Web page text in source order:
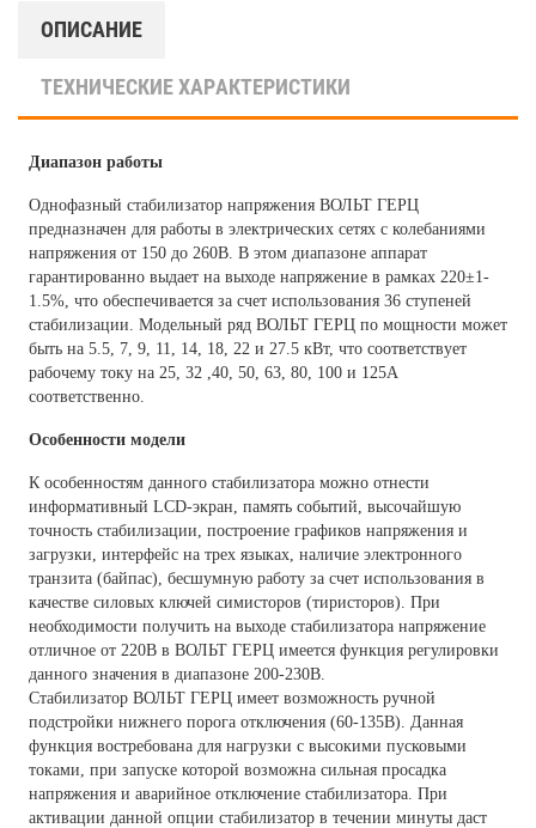
ОПИСАНИЕ
ТЕХНИЧЕСКИЕ ХАРАКТЕРИСТИКИ
Диапазон работы
Однофазный стабилизатор напряжения ВОЛЬТ ГЕРЦ
предназначен для работы в электрических сетях с колебаниями
напряжения от 150 до 260В. В этом диапазоне аппарат
гарантированно выдает на выходе напряжение в рамках 220±1-
1.5%, что обеспечивается за счет использования 36 ступеней
стабилизации. Модельный ряд ВОЛЬТ ГЕРЦ по мощности может
быть на 5.5, 7, 9, 11, 14, 18, 22 и 27.5 кВт, что соответствует
рабочему току на 25, 32 ,40, 50, 63, 80, 100 и 125А
соответственно.
Особенности модели
К особенностям данного стабилизатора можно отнести
информативный LCD-экран, память событий, высочайшую
точность стабилизации, построение графиков напряжения и
загрузки, интерфейс на трех языках, наличие электронного
транзита (байпас), бесшумную работу за счет использования в
качестве силовых ключей симисторов (тиристоров). При
необходимости получить на выходе стабилизатора напряжение
отличное от 220В в ВОЛЬТ ГЕРЦ имеется функция регулировки
данного значения в диапазоне 200-230В.
Стабилизатор ВОЛЬТ ГЕРЦ имеет возможность ручной
подстройки нижнего порога отключения (60-135В). Данная
функция востребована для нагрузки с высокими пусковыми
токами, при запуске которой возможна сильная просадка
напряжения и аварийное отключение стабилизатора. При
активации данной опции стабилизатор в течении минуты даст